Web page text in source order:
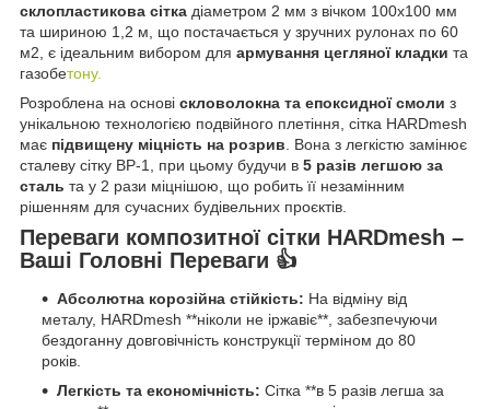
склопластикова сітка діаметром 2 мм з вічком 100х100 мм
та шириною 1,2 м, що постачається у зручних рулонах по 60
м2, є ідеальним вибором для армування цегляної кладки та
газобетону.
Розроблена на основі скловолокна та епоксидної смоли з
унікальною технологією подвійного плетіння, сітка HARDmesh
має підвищену міцність на розрив . Вона з легкістю замінює
сталеву сітку ВР-1, при цьому будучи в 5 разів легшою за
сталь та у 2 рази міцнішою, що робить її незамінним
рішенням для сучасних будівельних проєктів.
Переваги композитної сітки HARDmesh –
Ваші Головні Переваги 👍
Абсолютна корозійна стійкість: На відміну від
металу, HARDmesh **ніколи не іржавіє**, забезпечуючи
бездоганну довговічність конструкції терміном до 80
років.
Легкість та економічність: Сітка **в 5 разів легша за